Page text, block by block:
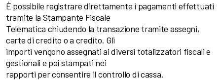
È possibile registrare direttamente i pagamenti effettuati
tramite la Stampante Fiscale
Telematica chiudendo la transazione tramite assegni,
carte di credito o a credito. Gli
importi vengono assegnati ai diversi totalizzatori fiscali e
gestionali e poi stampati nei
rapporti per consentire il controllo di cassa.